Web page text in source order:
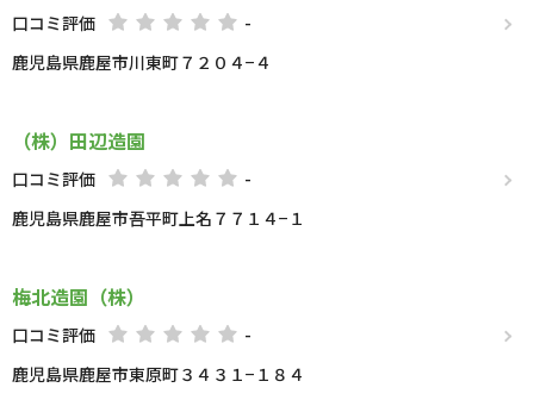
口コミ評価
-
鹿児島県鹿屋市川東町７２０４−４
（株）田辺造園
口コミ評価
-
鹿児島県鹿屋市吾平町上名７７１４−１
梅北造園（株）
口コミ評価
-
鹿児島県鹿屋市東原町３４３１−１８４